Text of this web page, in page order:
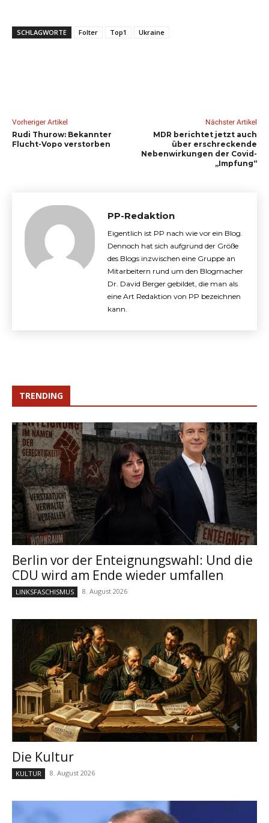
SCHLAGWORTE Folter Top1 Ukraine
Vorheriger Artikel
Rudi Thurow: Bekannter
Flucht-Vopo verstorben
Nächster Artikel
MDR berichtet jetzt auch
über erschreckende
Nebenwirkungen der Covid-
„Impfung“
PP-Redaktion
Eigentlich ist PP nach wie vor ein Blog.
Dennoch hat sich aufgrund der Größe
des Blogs inzwischen eine Gruppe an
Mitarbeitern rund um den Blogmacher
Dr. David Berger gebildet, die man als
eine Art Redaktion von PP bezeichnen
kann.
TRENDING
Berlin vor der Enteignungswahl: Und die
CDU wird am Ende wieder umfallen
LINKSFASCHISMUS 8. August 2026
Die Kultur
KULTUR 8. August 2026